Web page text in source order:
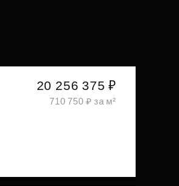
20 256 375 ₽
710 750 ₽ за м²